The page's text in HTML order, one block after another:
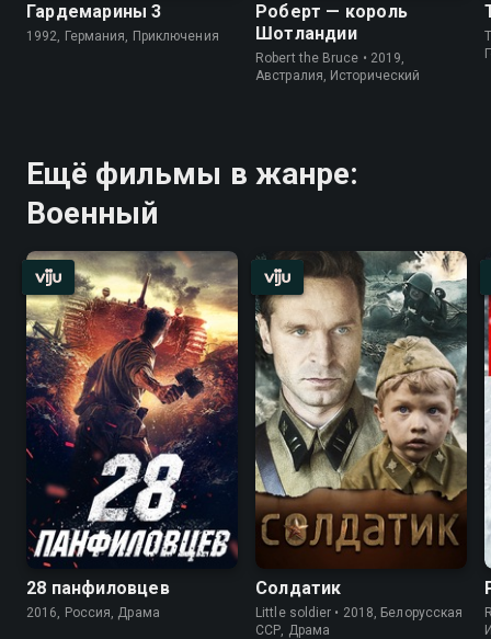
Гардемарины 3
1992, Германия, Приключения
Роберт — король
Шотландии
Robert the Bruce • 2019,
Австралия, Исторический
Ещё фильмы в жанре:
Военный
28 панфиловцев
2016, Россия, Драма
Солдатик
Little soldier • 2018, Белорусская
ССР, Драма